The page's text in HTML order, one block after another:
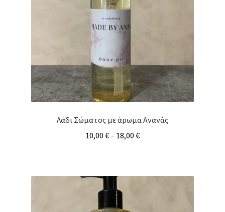
Λάδι Σώματος με άρωμα Ανανάς
10,00 €– 18,00 €